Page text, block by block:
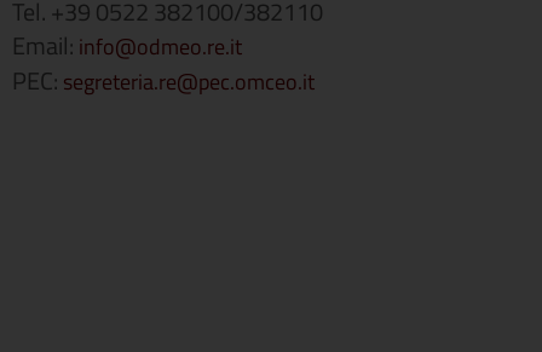
Tel. +39 0522 382100/382110
Email: info@odmeo.re.it
PEC: segreteria.re@pec.omceo.it